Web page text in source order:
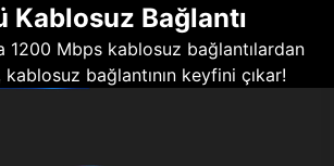
Kablosuz Bağlantı
1200 Mbps kablosuz bağlantılardan
bağlantının keyfini çıkar!